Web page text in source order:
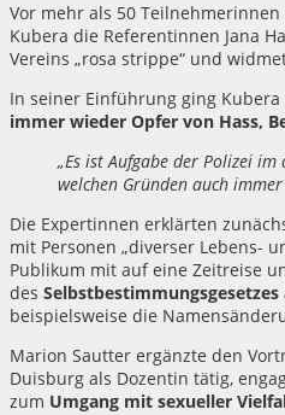
Vor mehr als 50
Kubera die Referentinnen Jana
Vereins „rosa strippe“ und
In seiner Einführung ging
immer wieder Opfer von Hass,
„Es ist Aufgabe der Polizei
welchen Gründen auch
Die Expertinnen erklärten
mit Personen „diverser Lebens-
Publikum mit auf eine Zeitreise
des
beispielsweise die
Marion Sautter ergänzte den
Duisburg als Dozentin tätig,
zum Umgang mit sexueller